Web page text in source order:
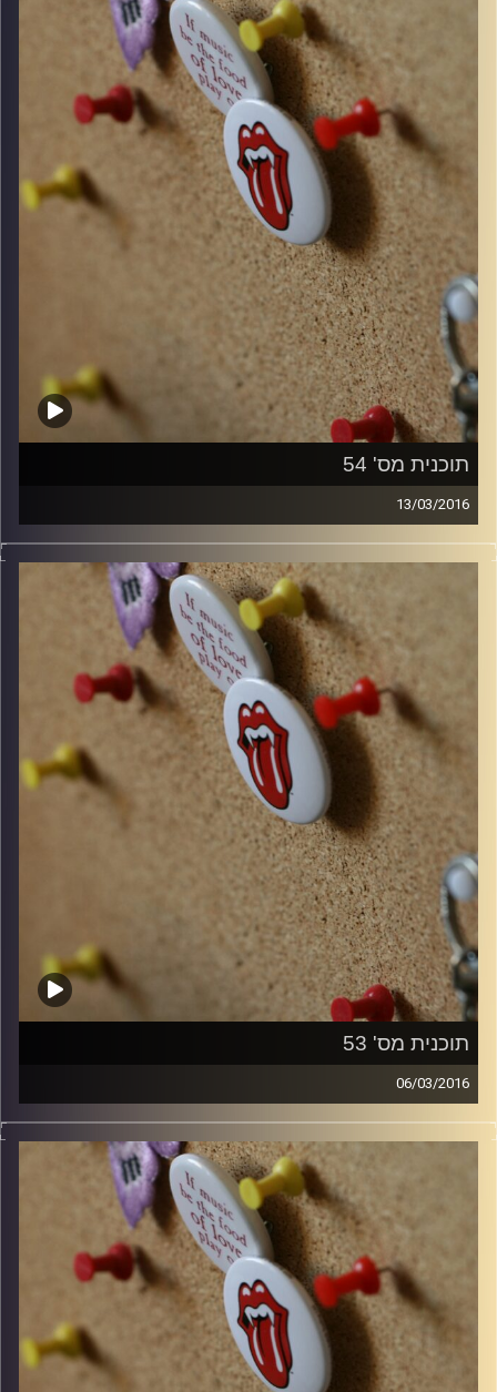
włodi
תוכנית מס' 54
13/03/2016
קלאסיקות רוק עם אורן הוף.
włodi
תוכנית מס' 53
06/03/2016
קלאסיקות רוק עם אורן הוף.
włodi